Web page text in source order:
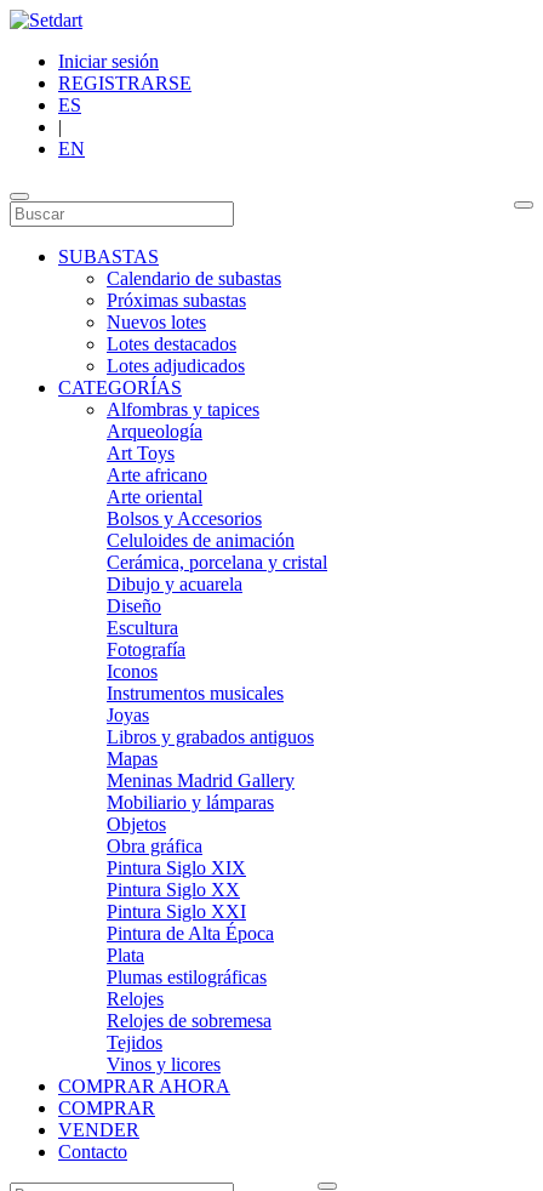
Iniciar sesión
REGISTRARSE
ES
|
EN
SUBASTAS
Calendario de subastas
Próximas subastas
Nuevos lotes
Lotes destacados
Lotes adjudicados
CATEGORÍAS
Alfombras y tapices
Arqueología
Art Toys
Arte africano
Arte oriental
Bolsos y Accesorios
Celuloides de animación
Cerámica, porcelana y cristal
Dibujo y acuarela
Diseño
Escultura
Fotografía
Iconos
Instrumentos musicales
Joyas
Libros y grabados antiguos
Mapas
Meninas Madrid Gallery
Mobiliario y lámparas
Objetos
Obra gráfica
Pintura Siglo XIX
Pintura Siglo XX
Pintura Siglo XXI
Pintura de Alta Época
Plata
Plumas estilográficas
Relojes
Relojes de sobremesa
Tejidos
Vinos y licores
COMPRAR AHORA
COMPRAR
VENDER
Contacto